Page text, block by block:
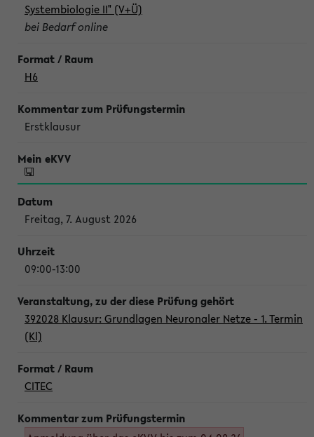
Systembiologie II" (V+Ü)
bei Bedarf online
H6
Erstklausur
Freitag, 7. August 2026
09:00-13:00
392028 Klausur: Grundlagen Neuronaler Netze - 1. Termin
(Kl)
CITEC